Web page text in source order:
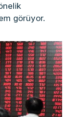
görüyor.